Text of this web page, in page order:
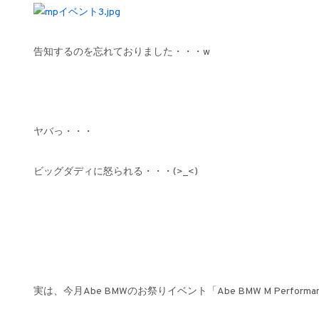
告知するのを忘れておりました・・・w
ヤバっ・・・
ビッグダディに怒られる・・・(>_<)
実は、今月Abe BMWのお祭りイベント「Abe BMW M